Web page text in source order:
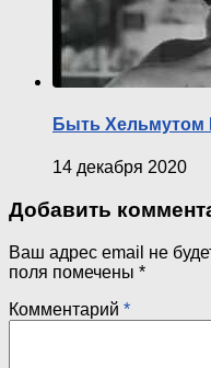
Быть
14 декабря 2020
Добавить
Ваш адрес email не
поля помечены *
Комментарий *